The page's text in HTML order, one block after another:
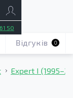
50
Expert I
Відгуків 0